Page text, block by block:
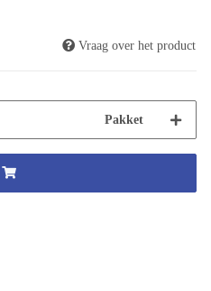
Vraag over het product
Pakket